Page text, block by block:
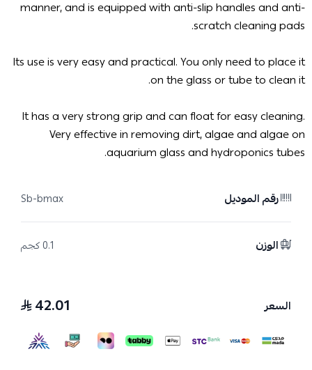
manner, and is equipped with anti-slip handles and anti-
scratch cleaning pads.
Its use is very easy and practical. You only need to place it
on the glass or tube to clean it.
It has a very strong grip and can float for easy cleaning.
Very effective in removing dirt, algae and algae on
aquarium glass and hydroponics tubes.
رقم الموديل Sb-bmax
الوزن 0.1 كجم
السعر 42.01